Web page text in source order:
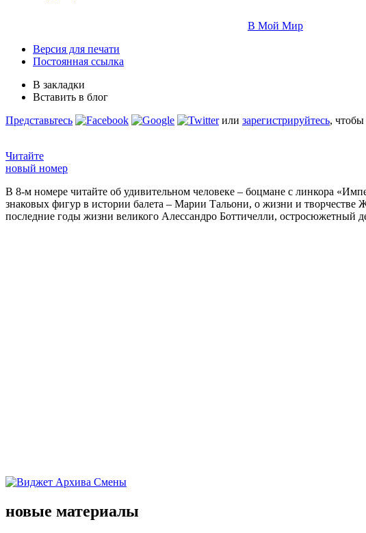
В Мой Мир
Версия для печати
Постоянная ссылка
В закладки
Вставить в блог
Представьтесь
или зарегистрируйтесь, чтобы
Читайте
новый номер
В 8-м номере читайте об удивительном человеке – боцмане с линкора
знаковых фигур в истории балета – Марии Тальони, о жизни и
последние годы жизни великого Алессандро Боттичелли, остросюжетный
новые материалы